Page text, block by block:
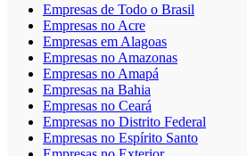
Empresas de Todo o Brasil
Empresas no Acre
Empresas em Alagoas
Empresas no Amazonas
Empresas no Amapá
Empresas na Bahia
Empresas no Ceará
Empresas no Distrito Federal
Empresas no Espírito Santo